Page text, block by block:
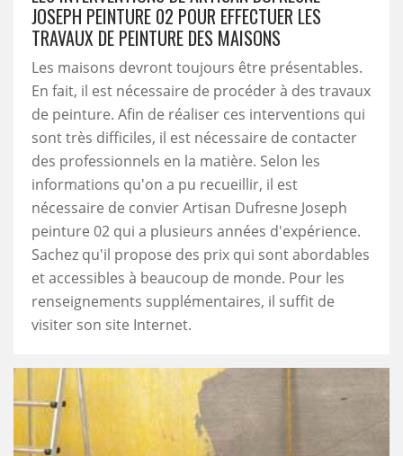
JOSEPH PEINTURE 02 POUR EFFECTUER LES
TRAVAUX DE PEINTURE DES MAISONS
Les maisons devront toujours être présentables.
En fait, il est nécessaire de procéder à des travaux
de peinture. Afin de réaliser ces interventions qui
sont très difficiles, il est nécessaire de contacter
des professionnels en la matière. Selon les
informations qu'on a pu recueillir, il est
nécessaire de convier Artisan Dufresne Joseph
peinture 02 qui a plusieurs années d'expérience.
Sachez qu'il propose des prix qui sont abordables
et accessibles à beaucoup de monde. Pour les
renseignements supplémentaires, il suffit de
visiter son site Internet.